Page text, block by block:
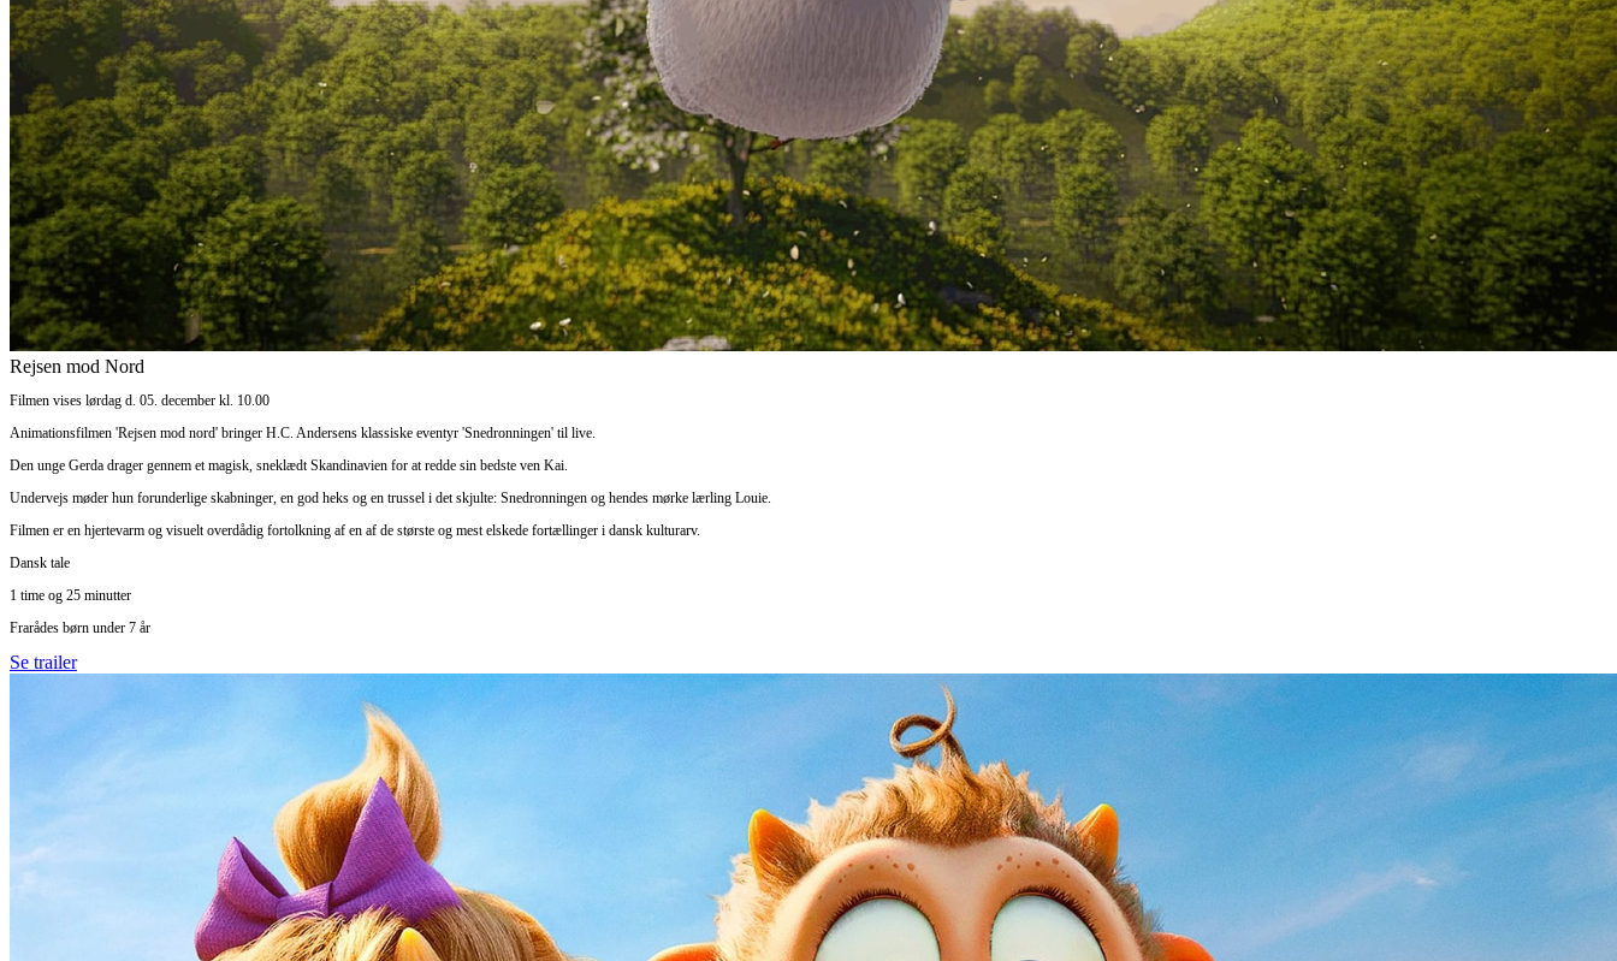
Rejsen mod Nord
Filmen vises lørdag d. 05. december kl. 10.00
Animationsfilmen 'Rejsen mod nord' bringer H.C. Andersens klassiske eventyr 'Snedronningen' til live.
Den unge Gerda drager gennem et magisk, sneklædt Skandinavien for at redde sin bedste ven Kai.
Undervejs møder hun forunderlige skabninger, en god heks og en trussel i det skjulte: Snedronningen og hendes mørke lærling Louie.
Filmen er en hjertevarm og visuelt overdådig fortolkning af en af de største og mest elskede fortællinger i dansk kulturarv.
Dansk tale
1 time og 25 minutter
Frarådes børn under 7 år
Se trailer